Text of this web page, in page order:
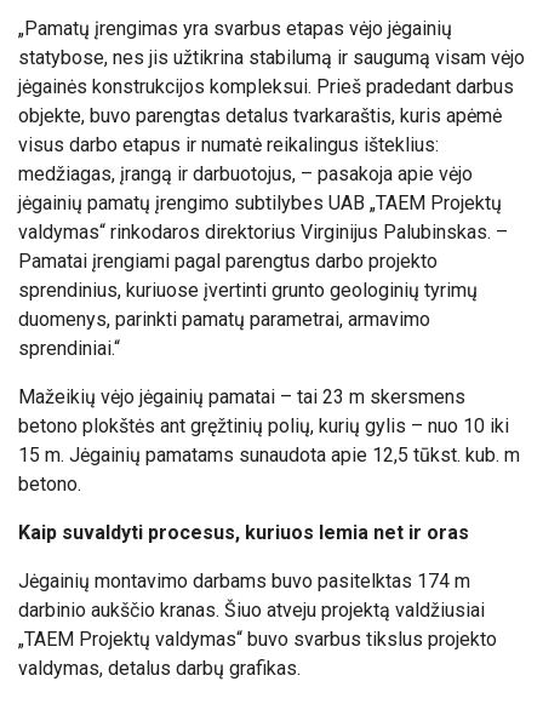
„Pamatų įrengimas yra svarbus etapas vėjo jėgainių
statybose, nes jis užtikrina stabilumą ir saugumą visam vėjo
jėgainės konstrukcijos kompleksui. Prieš pradedant darbus
objekte, buvo parengtas detalus tvarkaraštis, kuris apėmė
visus darbo etapus ir numatė reikalingus išteklius:
medžiagas, įrangą ir darbuotojus, – pasakoja apie vėjo
jėgainių pamatų įrengimo subtilybes UAB „TAEM Projektų
valdymas“ rinkodaros direktorius Virginijus Palubinskas. –
Pamatai įrengiami pagal parengtus darbo projekto
sprendinius, kuriuose įvertinti grunto geologinių tyrimų
duomenys, parinkti pamatų parametrai, armavimo
sprendiniai.“
Mažeikių vėjo jėgainių pamatai – tai 23 m skersmens
betono plokštės ant gręžtinių polių, kurių gylis – nuo 10 iki
15 m. Jėgainių pamatams sunaudota apie 12,5 tūkst. kub. m
betono.
Kaip suvaldyti procesus, kuriuos lemia net ir oras
Jėgainių montavimo darbams buvo pasitelktas 174 m
darbinio aukščio kranas. Šiuo atveju projektą valdžiusiai
„TAEM Projektų valdymas“ buvo svarbus tikslus projekto
valdymas, detalus darbų grafikas.